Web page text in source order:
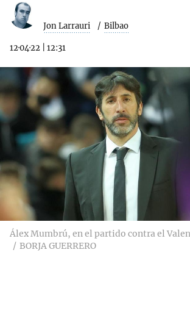
Jon Larrauri Bilbao
12·04·22 12:31
Álex Mumbrú, en el partido contra el
BORJA GUERRERO